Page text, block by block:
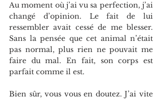
Au moment où j’ai vu sa perfection, j’ai
changé d’opinion. Le fait de lui
ressembler avait cessé de me blesser.
Sans la pensée que cet animal n’était
pas normal, plus rien ne pouvait me
faire du mal. En fait, son corps est
parfait comme il est.
Bien sûr, vous vous en doutez. J’ai vite